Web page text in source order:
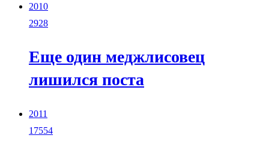
2010
2928
Еще один меджлисовец
лишился поста
2011
17554